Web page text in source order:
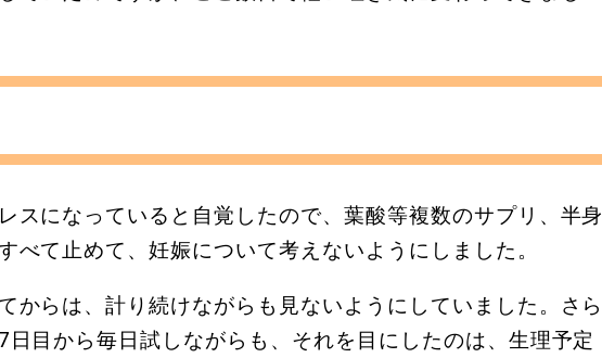
スになっていると自覚したので、葉酸等複数のサプリ、半身
べて止めて、妊娠について考えないようにしました。
からは、計り続けながらも見ないようにしていました。さら
目から毎日試しながらも、それを目にしたのは、生理予定